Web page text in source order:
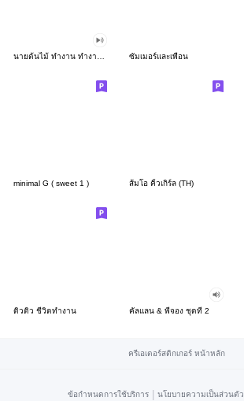
ซัมเมอร์และเพื่อน
minimal G ( sweet 1 ) ส้มโอ คิ้วเกิร์ล (TH)
ดิวดิว ชีวิตทำงาน คัลแลน & พี่จอง ชุดที่ 2
ครีเอเตอร์สติกเกอร์ หน้าหลัก
ข้อกำหนดการใช้บริการ | นโยบายความเป็นส่วนตัว